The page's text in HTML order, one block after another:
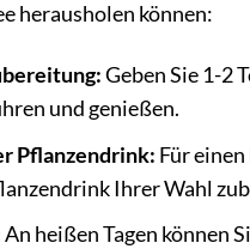
herausholen können:
Geben Sie 1-2
und genießen.
Pflanzendrink: Für
Ihrer Wahl
An heißen Tagen können